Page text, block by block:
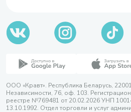
ООО «Кравт». Республика Беларусь,
Независимости, 76, оф. 103.
реестре №769481 от 20.02.2026 УНП
13.10.1992. Отдел торговли и услуг